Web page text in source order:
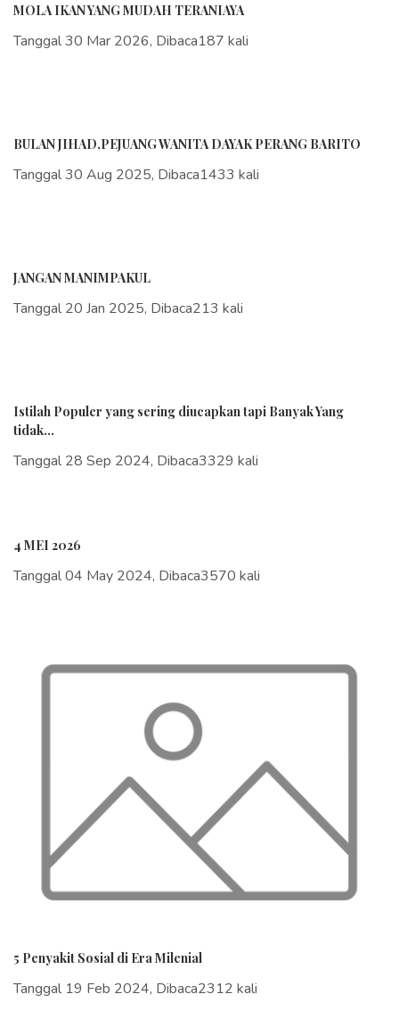
MOLA IKAN YANG MUDAH TERANIAYA
Tanggal 30 Mar 2026, Dibaca187 kali
BULAN JIHAD,PEJUANG WANITA DAYAK PERANG BARITO
Tanggal 30 Aug 2025, Dibaca1433 kali
JANGAN MANIMPAKUL
Tanggal 20 Jan 2025, Dibaca213 kali
Istilah Populer yang sering diucapkan tapi Banyak Yang
tidak...
Tanggal 28 Sep 2024, Dibaca3329 kali
4 MEI 2026
Tanggal 04 May 2024, Dibaca3570 kali
5 Penyakit Sosial di Era Milenial
Tanggal 19 Feb 2024, Dibaca2312 kali